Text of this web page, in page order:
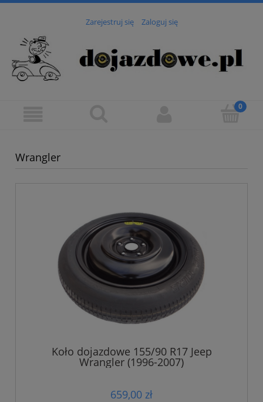
Zarejestruj się Zaloguj się
Wrangler
Koło dojazdowe 155/90 R17 Jeep
Wrangler (1996-2007)
659,00 zł